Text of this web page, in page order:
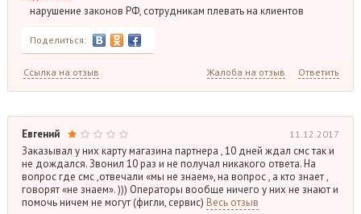
нарушение законов РФ, сотрудникам плевать на клиентов
Поделиться:
Ссылка на отзыв Жалоба на отзыв Ответить
Евгений 11.12.2017
Заказывал у них карту магазина партнера , 10 дней ждал смс так и
не дождался. Звонил 10 раз и не получал никакого ответа. На
вопрос где смс ,отвечали «мы не знаем», на вопрос , а кто знает ,
говорят «не знаем». ))) Операторы вообще ничего у них не знают и
помочь ничем не могут (фигли, сервис) Весь отзыв